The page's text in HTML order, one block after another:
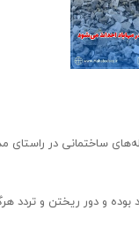
ساختمانی در راستای
و دور ریختن و تردد